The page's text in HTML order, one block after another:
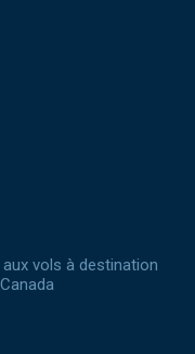
vols à destination